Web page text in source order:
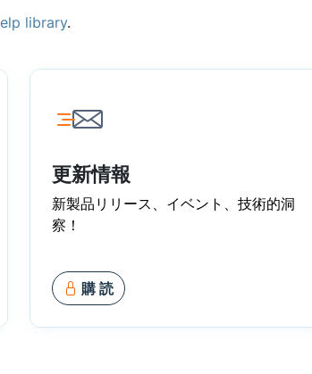
library.
更新情報
新製品リリース、イベント、技術的洞
察！
購 読